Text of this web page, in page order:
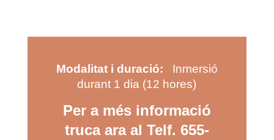
Modalitat i duració: Inmersió
durant 1 dia (12 hores)
Per a més informació
truca ara al Telf. 655-